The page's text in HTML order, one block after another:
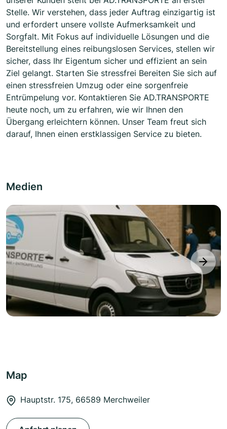
Stelle. Wir verstehen, dass jeder Auftrag einzigartig ist
und erfordert unsere vollste Aufmerksamkeit und
Sorgfalt. Mit Fokus auf individuelle Lösungen und die
Bereitstellung eines reibungslosen Services, stellen wir
sicher, dass Ihr Eigentum sicher und effizient an sein
Ziel gelangt. Starten Sie stressfrei Bereiten Sie sich auf
einen stressfreien Umzug oder eine sorgenfreie
Entrümpelung vor. Kontaktieren Sie AD.TRANSPORTE
heute noch, um zu erfahren, wie wir Ihnen den
Übergang erleichtern können. Unser Team freut sich
darauf, Ihnen einen erstklassigen Service zu bieten.
Medien
next
Map
Hauptstr. 175, 66589 Merchweiler